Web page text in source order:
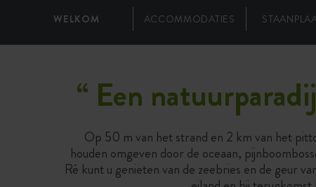
WELKOM ACCOMMODATIES
“ Een
Op 50 m van het strand en 2 km van het
houden omgeven door de oceaan,
Ré kunt u genieten van de zeebries en de geur